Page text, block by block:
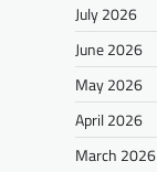
July 2026
June 2026
May 2026
April 2026
March 2026